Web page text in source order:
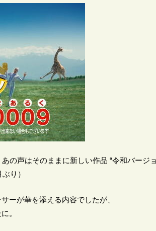
の声はそのままに新しい作品 “令和バージョ
り）
ーが華を添える内容でしたが、
。